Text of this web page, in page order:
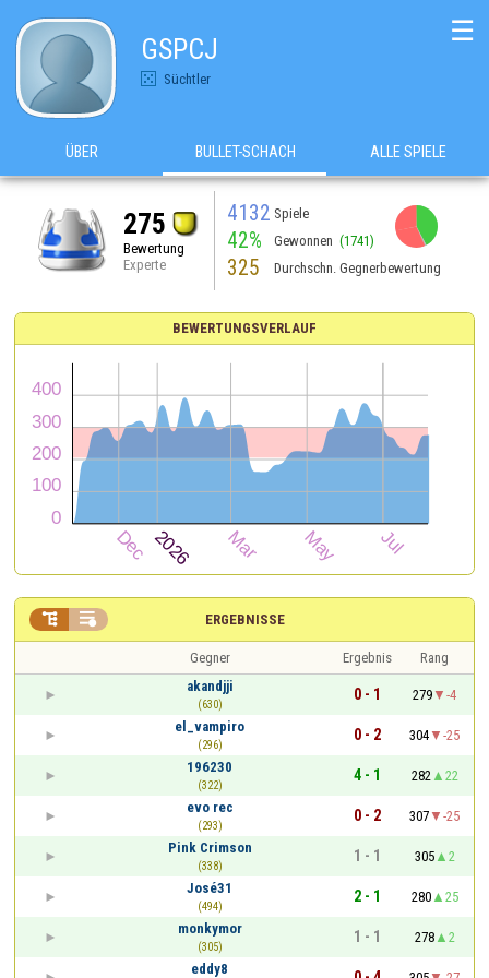
GSPCJ
Süchtler
☰
ÜBER BULLET-SCHACH ALLE SPIELE
275
Bewertung
Experte
4132 Spiele
42% Gewonnen (1741)
325 Durchschn. Gegnerbewertung
BEWERTUNGSVERLAUF
ERGEBNISSE
 
Gegner Ergebnis
Rang
akandjji
(630)
0 - 1 279
-4
el_vampiro
(296)
0 - 2 304
-25
196230
(322)
4 - 1 282
22
evo rec
(293)
0 - 2 307
-25
Pink Crimson
(338)
1 - 1 305
2
José31
(494)
2 - 1 280
25
monkymor
(305)
1 - 1 278
2
eddy8